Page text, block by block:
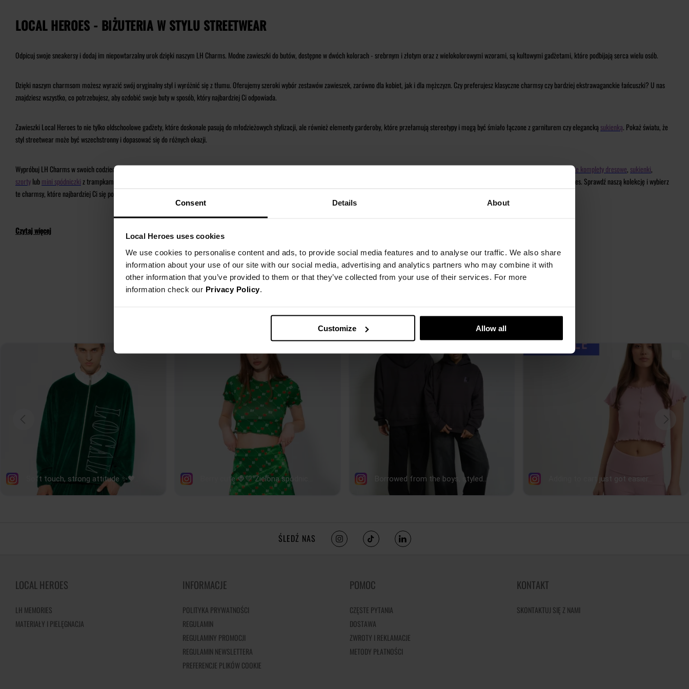
Consent Details About
Local Heroes uses cookies
We use cookies to personalise content and ads, to provide social media features and to analyse our traffic. We also share
information about your use of our site with our social media, advertising and analytics partners who may combine it with
other information that you’ve provided to them or that they’ve collected from your use of their services. For more
information check our Privacy Policy.
Customize Allow all
LOCAL HEROES - BIŻUTERIA W STYLU STREETWEAR
Odpicuj swoje sneakersy i dodaj im niepowtarzalny urok dzięki naszym LH Charms. Modne zawieszki do butów, dostępne w dwóch kolorach - srebrnym i złotym oraz z wielokolorowymi wzorami, są kultowymi gadżetami, które podbijają serca wielu osób.
Dzięki naszym charmsom możesz wyrazić swój oryginalny styl i wyróżnić się z tłumu. Oferujemy szeroki wybór zestawów zawieszek, zarówno dla kobiet, jak i dla mężczyzn. Czy preferujesz klasyczne charmsy czy bardziej ekstrawaganckie łańcuszki? U nas
znajdziesz wszystko, co potrzebujesz, aby ozdobić swoje buty w sposób, który najbardziej Ci odpowiada.
Zawieszki Local Heroes to nie tylko oldschoolowe gadżety, które doskonale pasują do młodzieżowych stylizacji, ale również elementy garderoby, które przełamują stereotypy i mogą być śmiało łączone z garniturem czy elegancką sukienką. Pokaż światu, że
styl streetwear może być wszechstronny i dopasować się do różnych okazji.
Wypróbuj LH Charms w swoich codziennych stylizacjach. Niezależnie od tego, czy idziesz do szkoły, uczestniczysz w festiwalu czy planujesz weekendowy wypad, nasze charmsy będą doskonałym dodatkiem. Połączdamskie komplety dresowe, sukienki,
szortylubmini spódniczki z trampkami, sneakersami i naszymi zawieszkami, a będziesz wyglądać obłędnie i pełna stylu. Niech Twoje sneakersy staną się unikalnym wyrazem Twojej osobowości dzięki biżuterii Local Heroes. Sprawdź naszą kolekcję i wybierz
te charmsy, które najbardziej Ci się podobają. Doceń swoją indywidualność i dodaj odrobinę streetwearowego uroku do swojego looku!
Czytaj więcej
ŚLEDŹ NAS
LOCAL HEROES
LH MEMORIES
MATERIAŁY I PIELĘGNACJA
INFORMACJE
POLITYKA PRYWATNOŚCI
REGULAMIN
REGULAMINY PROMOCJI
REGULAMIN NEWSLETTERA
PREFERENCJE PLIKÓW COOKIE
POMOC
CZĘSTE PYTANIA
DOSTAWA
ZWROTY I REKLAMACJE
METODY PŁATNOŚCI
KONTAKT
SKONTAKTUJ SIĘ Z NAMI